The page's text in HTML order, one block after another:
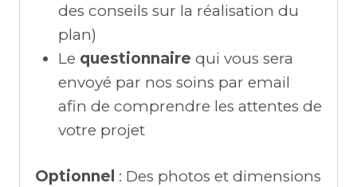
des conseils sur la réalisation du
plan)
Le questionnaire qui vous sera
envoyé par nos soins par email
afin de comprendre les attentes de
votre projet
Optionnel : Des photos et dimensions